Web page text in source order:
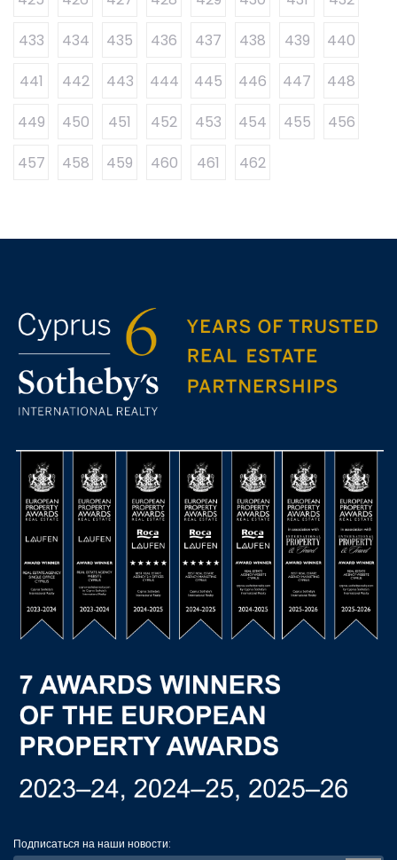
433
434 435 436 437 438 439
440
441
442 443 444 445 446 447
448
449
450 451 452 453 454 455
456
457
458 459 460 461 462
Подписаться на наши новости: